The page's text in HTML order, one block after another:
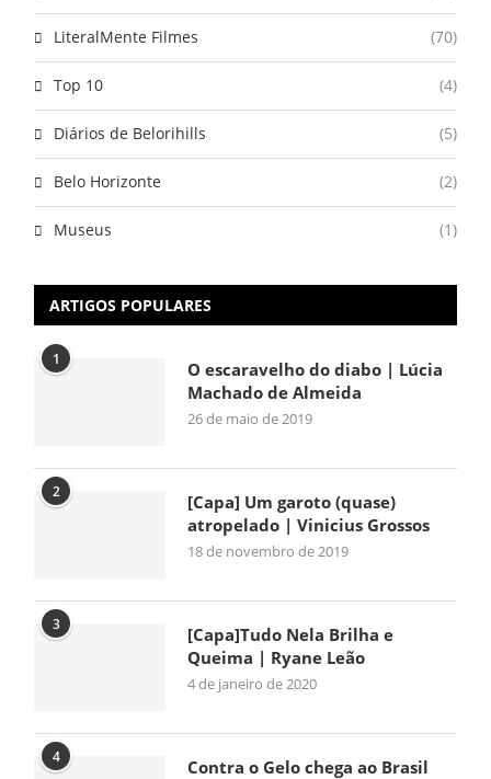
LiteralMente Filmes (70)
Top 10 (4)
Diários de Belorihills (5)
Belo Horizonte (2)
Museus (1)
ARTIGOS POPULARES
1
O escaravelho do diabo | Lúcia
Machado de Almeida
26 de maio de 2019
2
[Capa] Um garoto (quase)
atropelado | Vinicius Grossos
18 de novembro de 2019
3
[Capa]Tudo Nela Brilha e
Queima | Ryane Leão
4 de janeiro de 2020
4 Contra o Gelo chega ao Brasil